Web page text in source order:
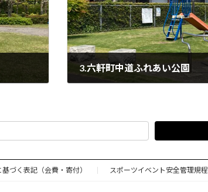
3.六軒町中道ふれあい公園
づく表記（会費・寄付） スポーツイベント安全管理規程